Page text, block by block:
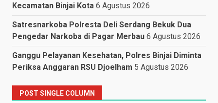
Kecamatan Binjai Kota 6 Agustus 2026
Satresnarkoba Polresta Deli Serdang Bekuk Dua
Pengedar Narkoba di Pagar Merbau 6 Agustus 2026
Ganggu Pelayanan Kesehatan, Polres Binjai Diminta
Periksa Anggaran RSU Djoelham 5 Agustus 2026
POST SINGLE COLUMN